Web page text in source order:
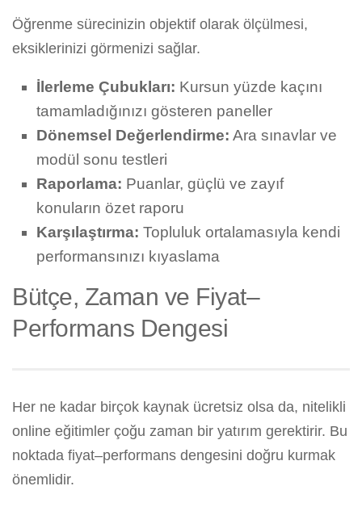
Öğrenme sürecinizin objektif olarak ölçülmesi,
eksiklerinizi görmenizi sağlar.
İlerleme Çubukları: Kursun yüzde kaçını
tamamladığınızı gösteren paneller
Dönemsel Değerlendirme: Ara sınavlar ve
modül sonu testleri
Raporlama: Puanlar, güçlü ve zayıf
konuların özet raporu
Karşılaştırma: Topluluk ortalamasıyla kendi
performansınızı kıyaslama
Bütçe, Zaman ve Fiyat–
Performans Dengesi
Her ne kadar birçok kaynak ücretsiz olsa da, nitelikli
online eğitimler çoğu zaman bir yatırım gerektirir. Bu
noktada fiyat–performans dengesini doğru kurmak
önemlidir.